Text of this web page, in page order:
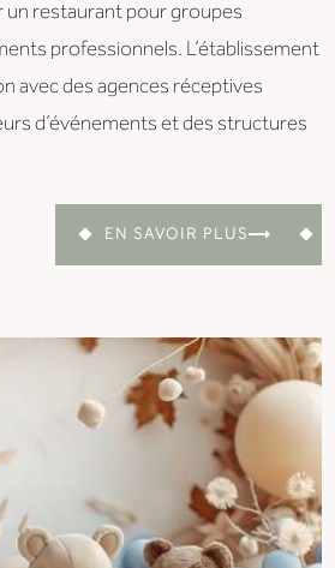
un restaurant pour groupes
professionnels. L’établissement
avec des agences réceptives
d’événements et des structures
EN SAVOIR PLUS